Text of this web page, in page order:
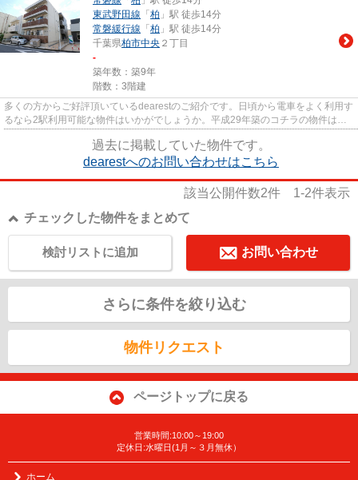
東武野田線 「 柏 」駅 徒歩14分
常磐緩行線 「 柏 」駅 徒歩14分
千葉県柏市中央 ２丁目
-
築年数：築9年
階数：3階建
多くの方からご好評頂いているdearestのご紹介です。日頃から電車をよく利用す
るなら2駅利用可能な物件はいかがでしょうか。平成29年築のコチラの物件は、
過去に掲載していた物件です。
dearestへのお問い合わせはこちら
該当公開件数2件 1-2件表示
チェックした物件をまとめて
お問い合わせ
検討リストに追加
さらに条件を絞り込む
物件リクエスト
ページトップに戻る
営業時間:10:00～19:00
定休日:水曜日(1月～３月無休）
ホーム